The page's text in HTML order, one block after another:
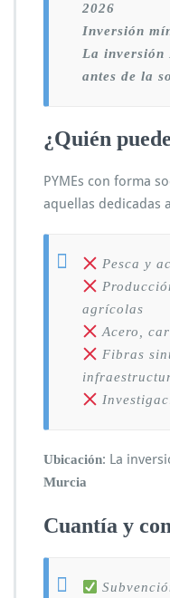
2026
Inversión
La inversión
antes de la
¿Quién
PYMEs con forma
aquellas dedicadas
Pesca y
agrícolas
Acero,
Fibras
Ubicación: La
Murcia
Cuantía y